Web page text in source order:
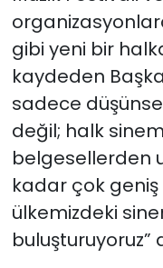
gibi yeni bir
kaydeden
sadece
değil; halk
belgesellerden
kadar çok geniş
ülkemizdeki
buluşturuyoruz”